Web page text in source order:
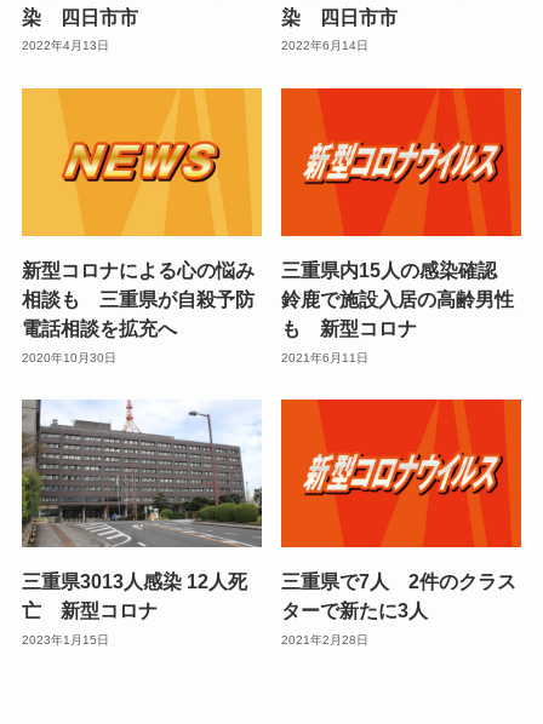
染 四日市市
2022年4月13日
染 四日市市
2022年6月14日
新型コロナによる心の悩み
相談も 三重県が自殺予防
電話相談を拡充へ
2020年10月30日
三重県内15人の感染確認
鈴鹿で施設入居の高齢男性
も 新型コロナ
2021年6月11日
三重県3013人感染 12人死
亡 新型コロナ
2023年1月15日
三重県で7人 2件のクラス
ターで新たに3人
2021年2月28日